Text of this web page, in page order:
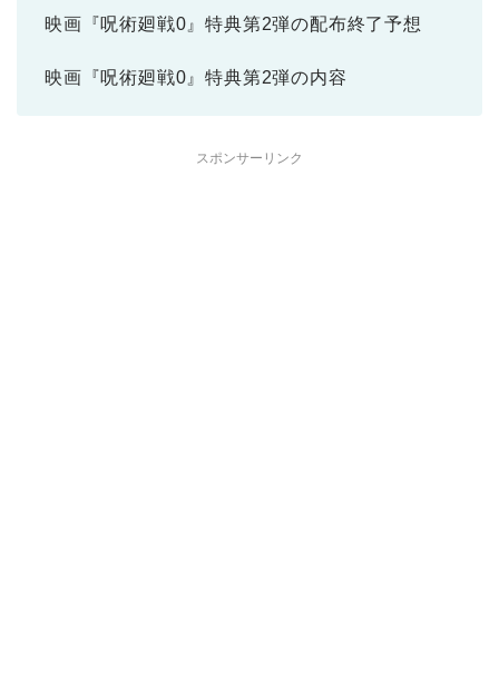
映画『呪術廻戦0』特典第2弾の配布終了予想
映画『呪術廻戦0』特典第2弾の内容
スポンサーリンク